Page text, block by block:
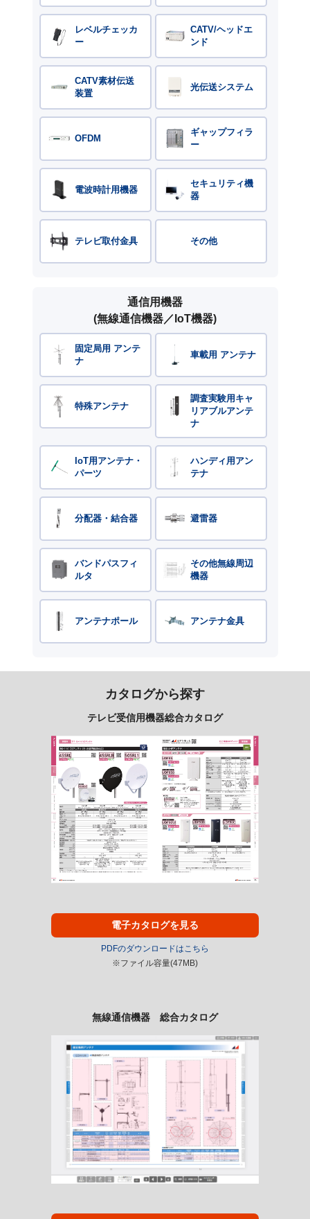
レベルチェッカ
ー
CATV/ヘッドエ
ンド
CATV素材伝送
装置
光伝送システム
OFDM
ギャップフィラ
ー
電波時計用機器
セキュリティ機
器
テレビ取付金具 その他
通信用機器
(無線通信機器／IoT機器)
固定局用 アンテ
ナ
車載用 アンテナ
特殊アンテナ
調査実験用キャ
リアブルアンテ
ナ
IoT用アンテナ・
パーツ
ハンディ用アン
テナ
分配器・結合器 避雷器
バンドパスフィ
ルタ
その他無線周辺
機器
アンテナポール アンテナ金具
カタログから探す
テレビ受信用機器総合カタログ
電子カタログを見る
PDFのダウンロードはこちら
※ファイル容量(47MB)
無線通信機器 総合カタログ